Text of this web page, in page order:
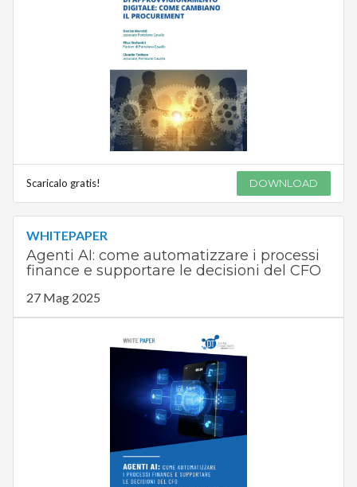
Scaricalo gratis! DOWNLOAD
WHITEPAPER
Agenti AI: come automatizzare i processi
finance e supportare le decisioni del CFO
27 Mag 2025